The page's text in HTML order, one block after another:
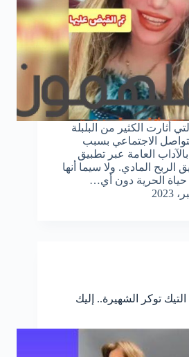
أثارت الكثير من البلبلة
الاجتماعي بسبب
العامة عبر تطبيق
الربح المادي. ولا سيما أنها
الحرية دون أي…
توكر الشهيرة.. إليك